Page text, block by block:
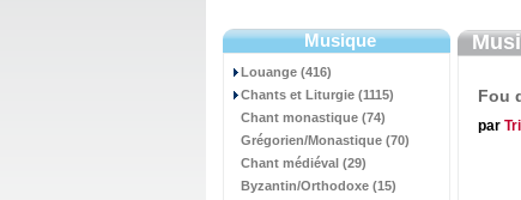
Musique
Louange (416)
Chants et Liturgie (1115)
Chant monastique (74)
Grégorien/Monastique (70)
Chant médiéval (29)
Byzantin/Orthodoxe (15)
Fou
par